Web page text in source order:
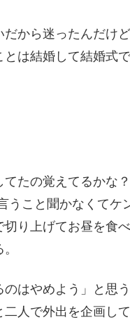
から迷ったんだけど
とは結婚して結婚式
たの覚えてるかな？
うこと聞かなくてケ
切り上げてお昼を食
はやめよう」 と思
二人で外出を企画し